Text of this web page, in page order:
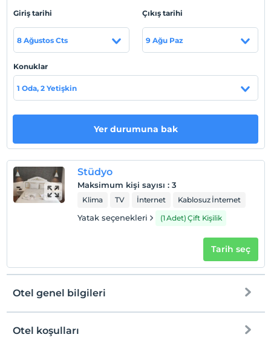
Tesis lokasyon bilgileri
Otobüs durağına 2 dakika yürüme mesafesinde Taksim,
Durağı'na 14 dakika yürüme mesafesindedir. Diğer
bölgelere daha hızlı ulaşmak için taksiye ihtiyacınız
olabilir.
Haritada Göster
Otel koşulları
En erken saat 14:00 ve sonrası
Evcil Hayvan
Evcil hayvan kabul edilmemektedir.
Giriş tarihi
8 Ağustos Cts
Çıkış tarihi
9 Ağu Paz
Konuklar
1 Oda, 2 Yetişkin
Yer durumuna bak
Stüdyo
Maksimum kişi sayısı : 3
Klima TV İnternet Kablosuz İnternet
Yatak seçenekleri (1 Adet) Çift Kişilik
Tarih seç
Otel genel bilgileri
Otel koşulları